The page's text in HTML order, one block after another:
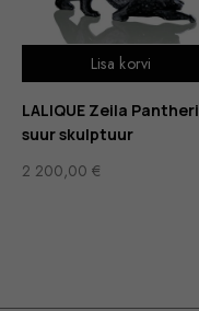
Lisa korvi
LALIQUE Zeila Pantheri
suur skulptuur
2 200,00 €